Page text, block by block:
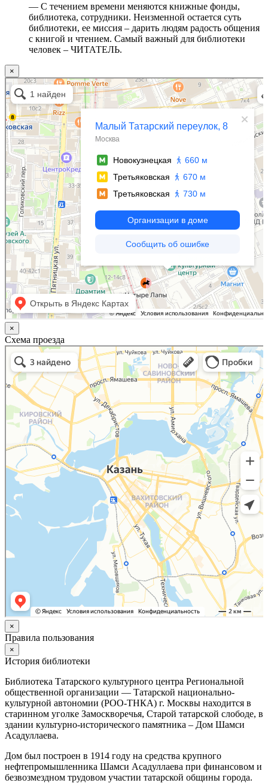
— С течением времени меняются книжные фонды,
библиотека, сотрудники. Неизменной остается суть
библиотеки, ее миссия – дарить людям радость общения
с книгой и чтением. Самый важный для библиотеки
человек – ЧИТАТЕЛЬ.
×
Москва
Малый Татарский переулок, 8 на карте Москвы, ближайшее метро Новокузнецкая —
Яндекс.Карты
×
Схема проезда
Казань
Малый Татарский переулок, 8 на карте Москвы, ближайшее метро Новокузнецкая —
Яндекс.Карты
×
Правила пользования
×
История библиотеки
Библиотека Татарского культурного центра Региональной
общественной организации — Татарской национально-
культурной автономии (РОО-ТНКА) г. Москвы находится в
старинном уголке Замоскворечья, Старой татарской слободе, в
здании культурно-исторического памятника – Дом Шамси
Асадуллаева.
Дом был построен в 1914 году на средства крупного
нефтепромышленника Шамси Асадуллаева при финансовом и
безвозмездном трудовом участии татарской общины города.